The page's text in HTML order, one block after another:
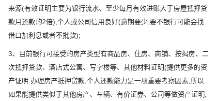
来源(有效证明主要为银行流水、至少每月有效进账大于房屋抵押贷
款月还款的2倍);个人或公司信用良好(逾期要少,要不银行可能会找
借口加利息或者不批款);
3、目前银行可接受的房产类型有商品房、住房、商铺、按揭房、二
次抵押贷款、酒店式公寓、写字楼等、其他材料证明(提供更多的资
产证明.办理房产抵押贷款,个人还款能力是一项重要考察因素,所以
如果能提供类似于其他房产、车辆、有价证券、公司等做资产证明,